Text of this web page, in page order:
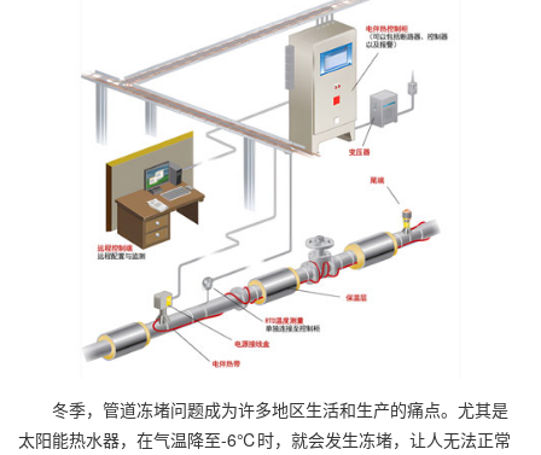
冬季，管道冻堵问题成为许多地区生活和生产的痛点。尤其是
太阳能热水器，在气温降至-6℃时，就会发生冻堵，让人无法正常